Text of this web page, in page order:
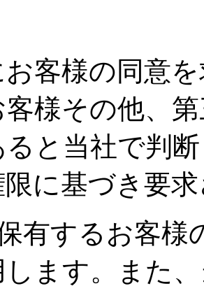
お客様の同意
客様その他、
と当社で判
限に基づき要
有するお客様
ます。また